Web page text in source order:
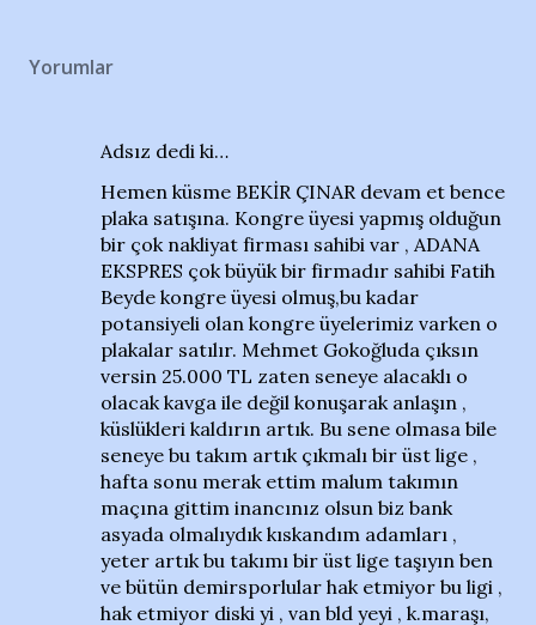
Yorumlar
Adsız dedi ki…
Hemen küsme BEKİR ÇINAR devam et bence
plaka satışına. Kongre üyesi yapmış olduğun
bir çok nakliyat firması sahibi var , ADANA
EKSPRES çok büyük bir firmadır sahibi Fatih
Beyde kongre üyesi olmuş,bu kadar
potansiyeli olan kongre üyelerimiz varken o
plakalar satılır. Mehmet Gokoğluda çıksın
versin 25.000 TL zaten seneye alacaklı o
olacak kavga ile değil konuşarak anlaşın ,
küslükleri kaldırın artık. Bu sene olmasa bile
seneye bu takım artık çıkmalı bir üst lige ,
hafta sonu merak ettim malum takımın
maçına gittim inancınız olsun biz bank
asyada olmalıydık kıskandım adamları ,
yeter artık bu takımı bir üst lige taşıyın ben
ve bütün demirsporlular hak etmiyor bu ligi ,
hak etmiyor diski yi , van bld yeyi , k.maraşı,